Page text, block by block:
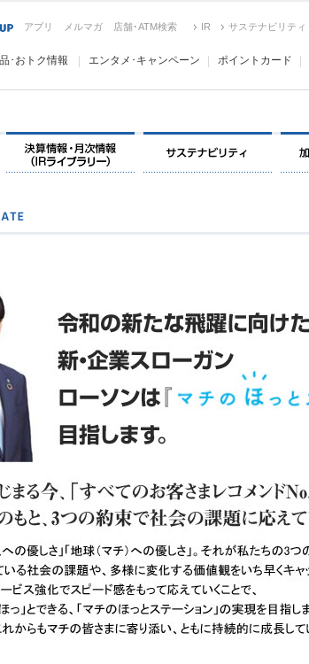
アプリ メルマガ 店舗･ATM検索 IR サステナビリティ
･おトク情報 エンタメ･キャンペーン ポイントカード
企業情報